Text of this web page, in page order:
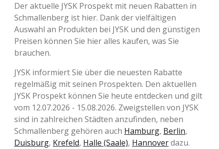
Der aktuelle JYSK Prospekt mit neuen Rabatten in
Schmallenberg ist hier. Dank der vielfältigen
Auswahl an Produkten bei JYSK und den günstigen
Preisen können Sie hier alles kaufen, was Sie
brauchen.
JYSK informiert Sie über die neuesten Rabatte
regelmäßig mit seinen Prospekten. Den aktuellen
JYSK Prospekt können Sie heute entdecken und gilt
vom 12.07.2026 - 15.08.2026. Zweigstellen von JYSK
sind in zahlreichen Städten anzufinden, neben
Schmallenberg gehören auch Hamburg, Berlin,
Duisburg, Krefeld, Halle (Saale), Hannoverdazu.